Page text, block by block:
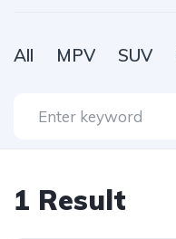
All MPV SUV
1 Result